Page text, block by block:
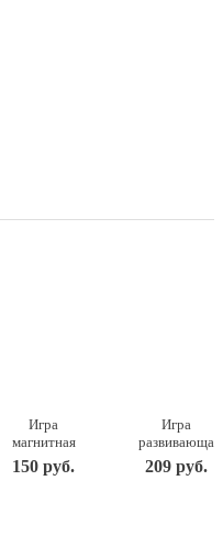
Игра
магнитная
развивающая.
Цифры и
150 руб.
Игра
развивающая
деревянная
Веселые
209 руб.